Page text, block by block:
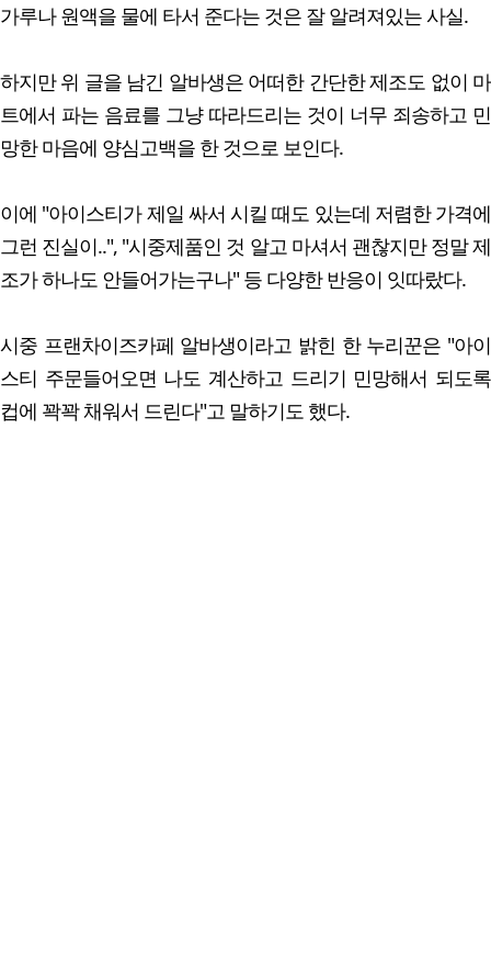
가루나 원액을 물에 타서 준다는 것은 잘 알려져있는 사실.
하지만 위 글을 남긴 알바생은 어떠한 간단한 제조도 없이 마
트에서 파는 음료를 그냥 따라드리는 것이 너무 죄송하고 민
망한 마음에 양심고백을 한 것으로 보인다.
이에 "아이스티가 제일 싸서 시킬 때도 있는데 저렴한 가격에
그런 진실이..", "시중제품인 것 알고 마셔서 괜찮지만 정말 제
조가 하나도 안들어가는구나" 등 다양한 반응이 잇따랐다.
시중 프랜차이즈카페 알바생이라고 밝힌 한 누리꾼은 "아이
스티 주문들어오면 나도 계산하고 드리기 민망해서 되도록
컵에 꽉꽉 채워서 드린다"고 말하기도 했다.